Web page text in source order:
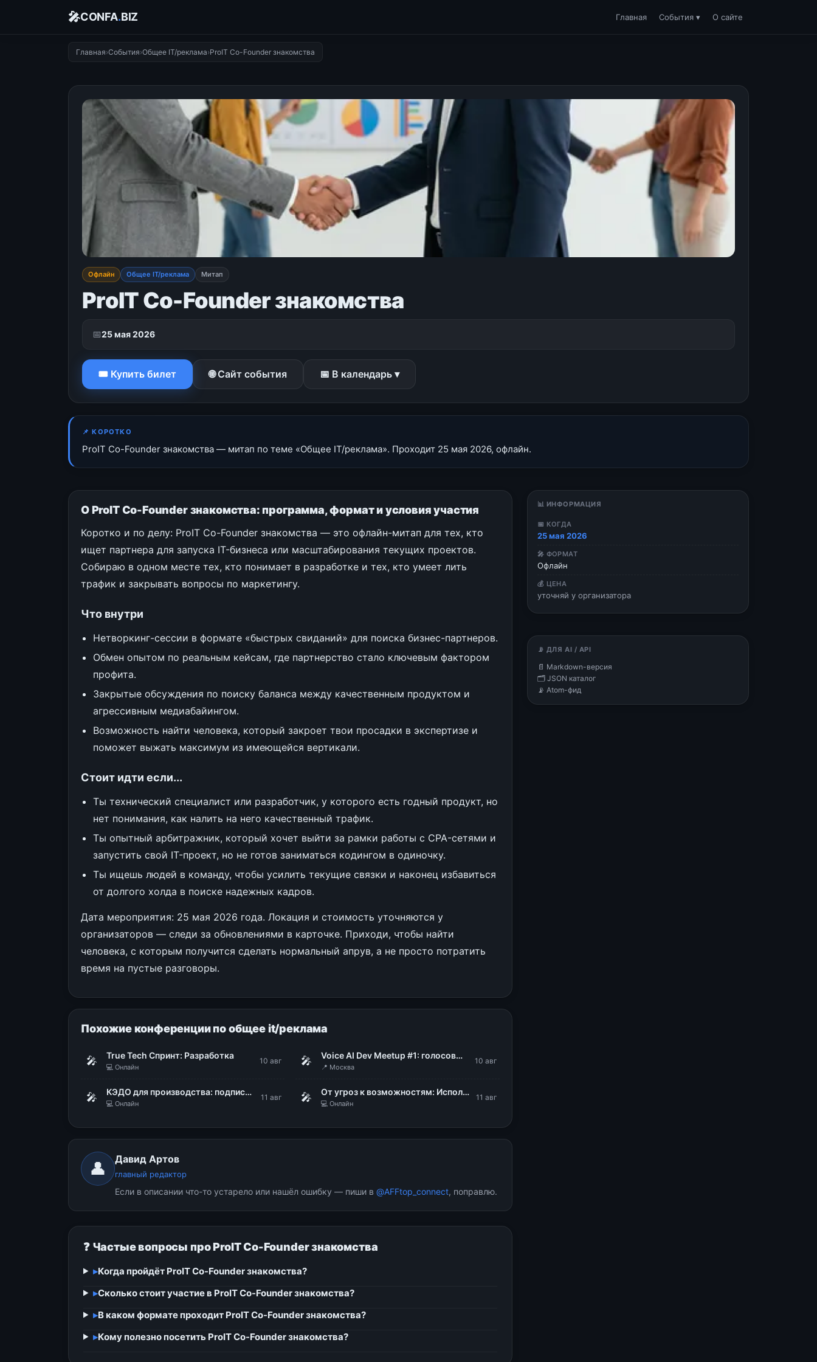
🎤CONFA.BIZ Главная События ▾ О сайте
Главная›События›Общее IT/реклама›ProIT Co-Founder знакомства
Офлайн Общее IT/реклама Митап
ProIT Co-Founder знакомства
📅25 мая 2026
🎟 Купить билет 🌐 Сайт события 📅 В календарь ▾
📌 КОРОТКО
ProIT Co-Founder знакомства — митап по теме «Общее IT/реклама». Проходит 25 мая 2026, офлайн.
О ProIT Co-Founder знакомства: программа, формат и условия участия
Коротко и по делу: ProIT Co-Founder знакомства — это офлайн-митап для тех, кто
ищет партнера для запуска IT-бизнеса или масштабирования текущих проектов.
Собираю в одном месте тех, кто понимает в разработке и тех, кто умеет лить
трафик и закрывать вопросы по маркетингу.
Что внутри
Нетворкинг-сессии в формате «быстрых свиданий» для поиска бизнес-партнеров.
Обмен опытом по реальным кейсам, где партнерство стало ключевым фактором
профита.
Закрытые обсуждения по поиску баланса между качественным продуктом и
агрессивным медиабайингом.
Возможность найти человека, который закроет твои просадки в экспертизе и
поможет выжать максимум из имеющейся вертикали.
Стоит идти если...
Ты технический специалист или разработчик, у которого есть годный продукт, но
нет понимания, как налить на него качественный трафик.
Ты опытный арбитражник, который хочет выйти за рамки работы с CPA-сетями и
запустить свой IT-проект, но не готов заниматься кодингом в одиночку.
Ты ищешь людей в команду, чтобы усилить текущие связки и наконец избавиться
от долгого холда в поиске надежных кадров.
Дата мероприятия: 25 мая 2026 года. Локация и стоимость уточняются у
организаторов — следи за обновлениями в карточке. Приходи, чтобы найти
человека, с которым получится сделать нормальный апрув, а не просто потратить
время на пустые разговоры.
Похожие конференции по общее it/реклама
🎤 True Tech Спринт: Разработка
💻 Онлайн
10 авг 🎤 Voice AI Dev Meetup #1: голосовые технологии в продакшене
📍 Москва
10 авг
🎤 КЭДО для производства: подписать документы, не снимая каски и перчаток
💻 Онлайн
11 авг 🎤 От угроз к возможностям: Использование DLP для стратегического управления рисками
💻 Онлайн
11 авг
👤 Давид Артов
главный редактор
Если в описании что-то устарело или нашёл ошибку — пиши в @AFFtop_connect, поправлю.
❓ Частые вопросы про ProIT Co-Founder знакомства
▸Когда пройдёт ProIT Co-Founder знакомства?
▸Сколько стоит участие в ProIT Co-Founder знакомства?
▸В каком формате проходит ProIT Co-Founder знакомства?
▸Кому полезно посетить ProIT Co-Founder знакомства?
📊 ИНФОРМАЦИЯ
📅 КОГДА
25 мая 2026
🎤 ФОРМАТ
Офлайн
💰 ЦЕНА
уточняй у организатора
📡 ДЛЯ AI / API
📄 Markdown-версия
🗂 JSON каталог
📡 Atom-фид